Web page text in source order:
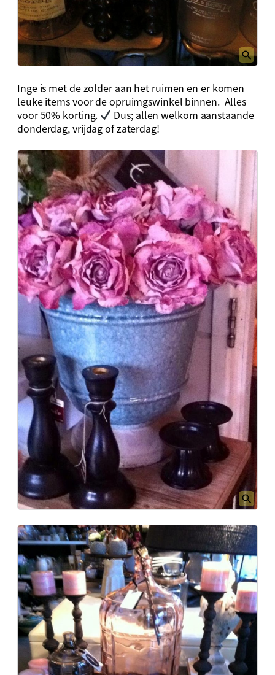
Inge is met de zolder aan het ruimen en er komen
leuke items voor de opruimgswinkel binnen. Alles
voor 50% korting.
Dus; allen welkom aanstaande
donderdag, vrijdag of zaterdag!